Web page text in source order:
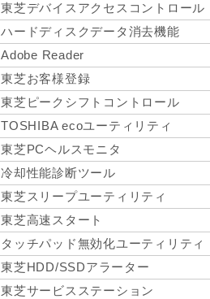
東芝デバイスアクセスコントロール
ハードディスクデータ消去機能
Adobe Reader
東芝お客様登録
東芝ピークシフトコントロール
TOSHIBA ecoユーティリティ
東芝PCヘルスモニタ
冷却性能診断ツール
東芝スリープユーティリティ
東芝高速スタート
タッチパッド無効化ユーティリティ
東芝HDD/SSDアラーター
東芝サービスステーション